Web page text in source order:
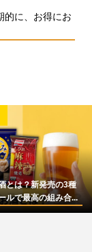
的に、お得にお
とは？新発売の3種
ルで最高の組み合...